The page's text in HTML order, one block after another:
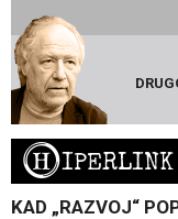
HIPERLINK
KAD „RAZVOJ“